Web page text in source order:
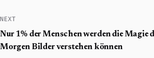
NEXT
Nur 1% der Menschen werden die Magie
Morgen Bilder verstehen können